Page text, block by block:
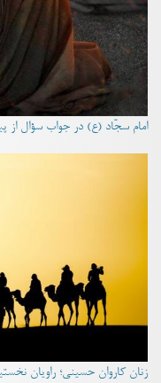
امام سجّاد (ع) در جواب سؤال از
زنان کاروان حسینی؛ راویان